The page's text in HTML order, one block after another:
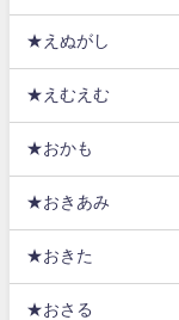
★えぬがし
★えむえむ
★おかも
★おきあみ
★おきた
★おさる